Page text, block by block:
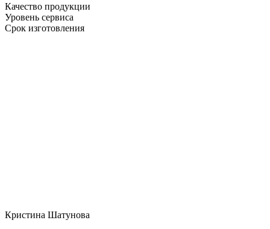
Качество продукции
Уровень сервиса
Срок изготовления
Кристина Шатунова